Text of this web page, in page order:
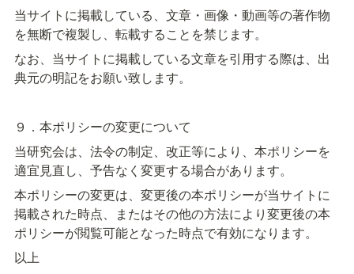
当サイトに掲載している、文章・画像・動画等の著作物
を無断で複製し、転載することを禁じます。
なお、当サイトに掲載している文章を引用する際は、出
典元の明記をお願い致します。
９．本ポリシーの変更について
当研究会は、法令の制定、改正等により、本ポリシーを
適宜見直し、予告なく変更する場合があります。
本ポリシーの変更は、変更後の本ポリシーが当サイトに
掲載された時点、またはその他の方法により変更後の本
ポリシーが閲覧可能となった時点で有効になります。
以上